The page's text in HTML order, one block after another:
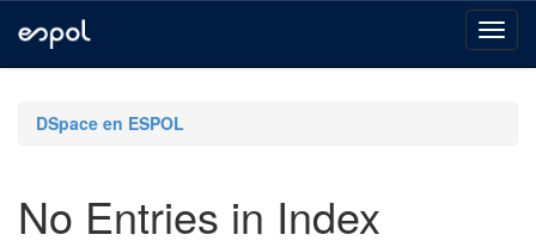
navigationDSpace en ESPOL
No Entries in Index